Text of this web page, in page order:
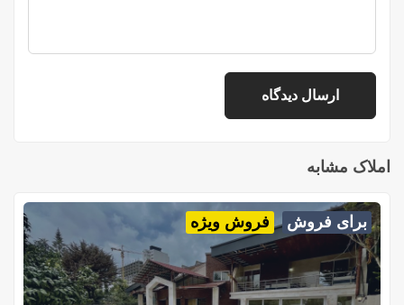
املاک مشابه
برای فروش فروش ویژه